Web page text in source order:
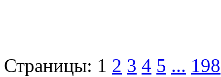
Страницы: 1 2 3 4 5 ... 198